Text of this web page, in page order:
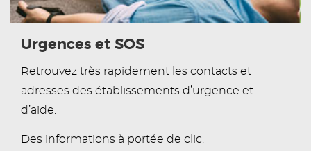
Urgences et SOS
Retrouvez très rapidement les contacts et
adresses des établissements d’urgence et
d’aide.
Des informations à portée de clic.